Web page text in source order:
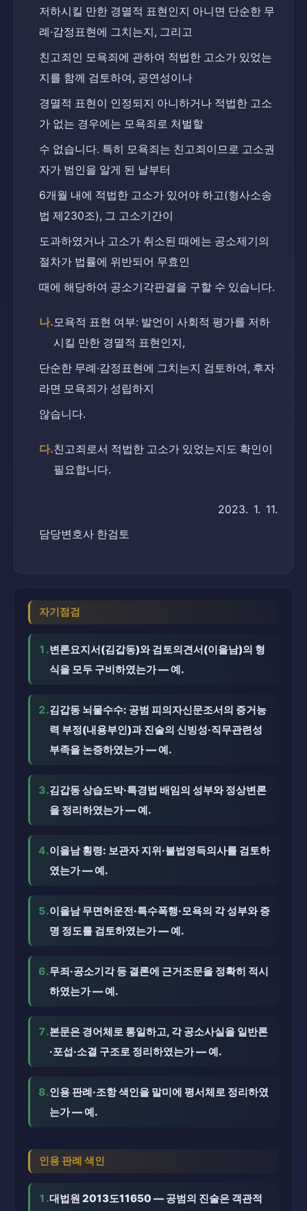
저하시킬 만한 경멸적 표현인지 아니면 단순한 무
례·감정표현에 그치는지, 그리고
친고죄인 모욕죄에 관하여 적법한 고소가 있었는
지를 함께 검토하여, 공연성이나
경멸적 표현이 인정되지 아니하거나 적법한 고소
가 없는 경우에는 모욕죄로 처벌할
수 없습니다. 특히 모욕죄는 친고죄이므로 고소권
자가 범인을 알게 된 날부터
6개월 내에 적법한 고소가 있어야 하고(형사소송
법 제230조), 그 고소기간이
도과하였거나 고소가 취소된 때에는 공소제기의
절차가 법률에 위반되어 무효인
때에 해당하여 공소기각판결을 구할 수 있습니다.
나.모욕적 표현 여부: 발언이 사회적 평가를 저하
시킬 만한 경멸적 표현인지,
단순한 무례·감정표현에 그치는지 검토하여, 후자
라면 모욕죄가 성립하지
않습니다.
다.친고죄로서 적법한 고소가 있었는지도 확인이
필요합니다.
2023.  1.  11.
담당변호사 한검토
자기점검
1.변론요지서(김갑동)와 검토의견서(이을남)의 형
식을 모두 구비하였는가 — 예.
2.김갑동 뇌물수수: 공범 피의자신문조서의 증거능
력 부정(내용부인)과 진술의 신빙성·직무관련성
부족을 논증하였는가 — 예.
3.김갑동 상습도박·특경법 배임의 성부와 정상변론
을 정리하였는가 — 예.
4.이을남 횡령: 보관자 지위·불법영득의사를 검토하
였는가 — 예.
5.이을남 무면허운전·특수폭행·모욕의 각 성부와 증
명 정도를 검토하였는가 — 예.
6.무죄·공소기각 등 결론에 근거조문을 정확히 적시
하였는가 — 예.
7.본문은 경어체로 통일하고, 각 공소사실을 일반론
·포섭·소결 구조로 정리하였는가 — 예.
8.인용 판례·조항 색인을 말미에 평서체로 정리하였
는가 — 예.
인용 판례 색인
1.대법원 2013도11650 — 공범의 진술은 객관적